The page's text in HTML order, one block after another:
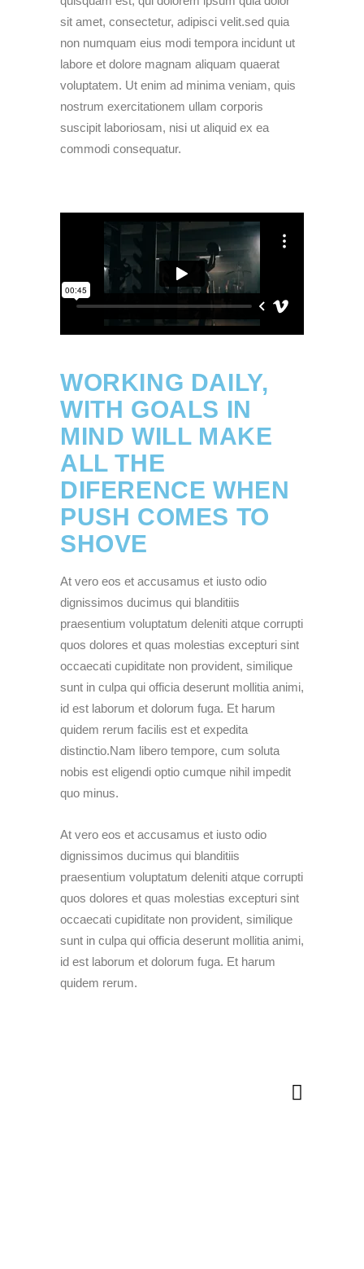
sit amet, consectetur, adipisci velit.sed quia
non numquam eius modi tempora incidunt ut
labore et dolore magnam aliquam quaerat
voluptatem. Ut enim ad minima veniam, quis
nostrum exercitationem ullam corporis
suscipit laboriosam, nisi ut aliquid ex ea
commodi consequatur.
WORKING DAILY,
WITH GOALS IN
MIND WILL MAKE
ALL THE
DIFERENCE WHEN
PUSH COMES TO
SHOVE
At vero eos et accusamus et iusto odio
dignissimos ducimus qui blanditiis
praesentium voluptatum deleniti atque corrupti
quos dolores et quas molestias excepturi sint
occaecati cupiditate non provident, similique
sunt in culpa qui officia deserunt mollitia animi,
id est laborum et dolorum fuga. Et harum
quidem rerum facilis est et expedita
distinctio.Nam libero tempore, cum soluta
nobis est eligendi optio cumque nihil impedit
quo minus.
At vero eos et accusamus et iusto odio
dignissimos ducimus qui blanditiis
praesentium voluptatum deleniti atque corrupti
quos dolores et quas molestias excepturi sint
occaecati cupiditate non provident, similique
sunt in culpa qui officia deserunt mollitia animi,
id est laborum et dolorum fuga. Et harum
quidem rerum.